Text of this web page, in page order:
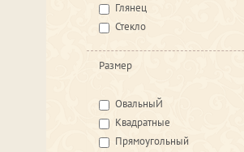
Глянец
Стекло
Размер
ОвальныЙ
Квадратные
Прямоугольный